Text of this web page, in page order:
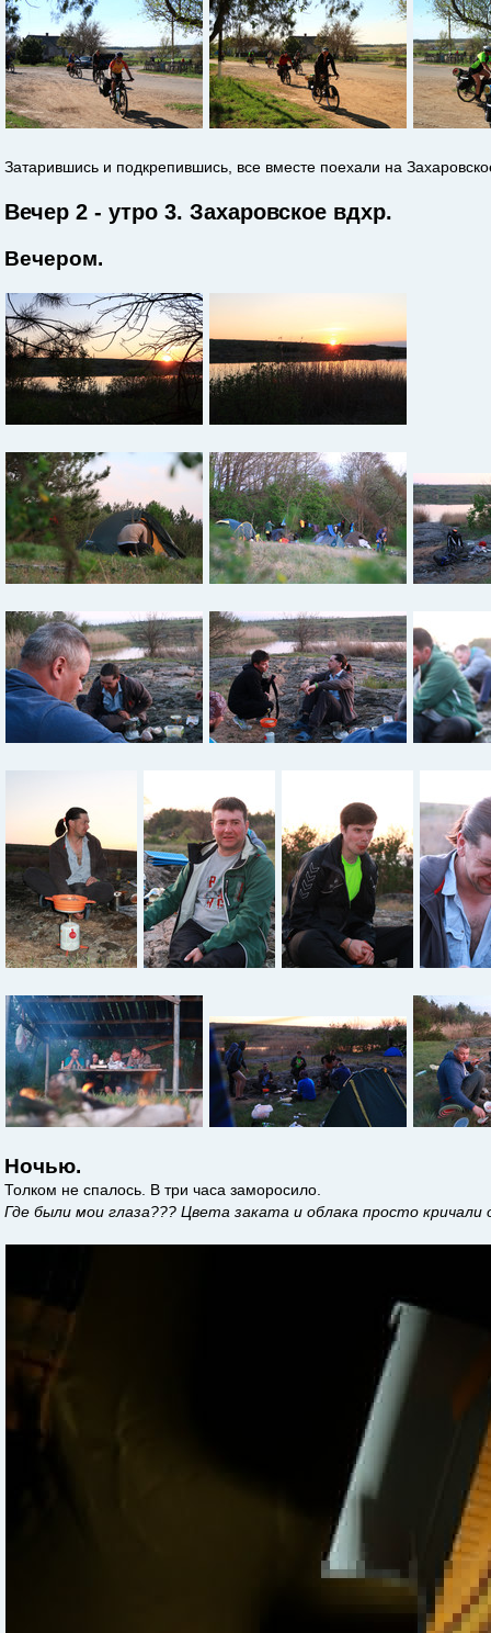
Затарившись и подкрепившись, все вместе поехали на
Вечер 2 - утро 3. Захаровское вдхр.
Вечером.
Ночью.
Толком не спалось. В три часа заморосило.
Где были мои глаза??? Цвета заката и облака просто кричали